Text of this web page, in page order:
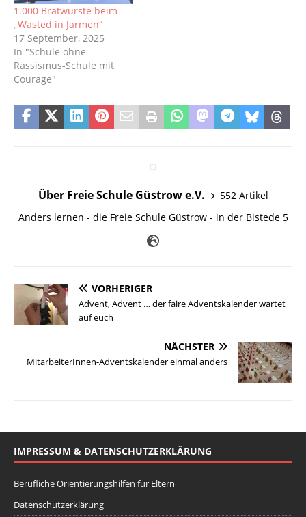
1.000 Bratwürste beim
„Wasted in Jarmen“
17 September, 2025
In "Schule ohne
Rassismus-Schule mit
Courage"
Über Freie Schule Güstrow e.V.
552 Artikel
Anders lernen - die Freie Schule Güstrow - in der Bistede 5
VORHERIGER
Advent, Advent … der faire Adventskalender wartet
auf euch
NÄCHSTER
MitarbeiterInnen-Adventskalender einmal anders
IMPRESSUM & DATENSCHUTZERKLÄRUNG
Berufliche Orientierungshilfen für Eltern
Datenschutzerklärung